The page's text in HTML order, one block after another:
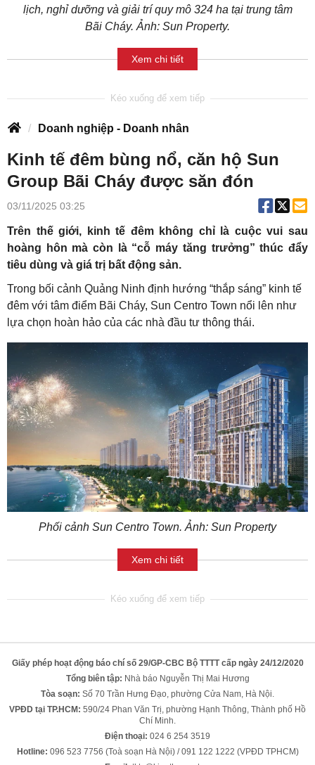
lịch, nghỉ dưỡng và giải trí quy mô 324 ha tại trung tâm
Bãi Cháy. Ảnh: Sun Property.
Xem chi tiết
Doanh nghiệp - Doanh nhân
Kinh tế đêm bùng nổ, căn hộ Sun
Group Bãi Cháy được săn đón
03/11/2025 03:25
Trên thế giới, kinh tế đêm không chỉ là cuộc vui sau
hoàng hôn mà còn là “cỗ máy tăng trưởng” thúc đẩy
tiêu dùng và giá trị bất động sản.
Trong bối cảnh Quảng Ninh định hướng “thắp sáng” kinh tế
đêm với tâm điểm Bãi Cháy, Sun Centro Town nổi lên như
lựa chọn hoàn hảo của các nhà đầu tư thông thái.
Phối cảnh Sun Centro Town. Ảnh: Sun Property
Xem chi tiết
Giấy phép hoạt động báo chí số 29/GP-CBC Bộ TTTT cấp ngày 24/12/2020
Tổng biên tập: Nhà báo Nguyễn Thị Mai Hương
Tòa soạn: Số 70 Trần Hưng Đạo, phường Cửa Nam, Hà Nội.
VPĐD tại TP.HCM: 590/24 Phan Văn Trị, phường Hạnh Thông, Thành phố Hồ
Chí Minh.
Điện thoại: 024 6 254 3519
Hotline: 096 523 7756 (Toà soạn Hà Nội) / 091 122 1222 (VPĐD TPHCM)